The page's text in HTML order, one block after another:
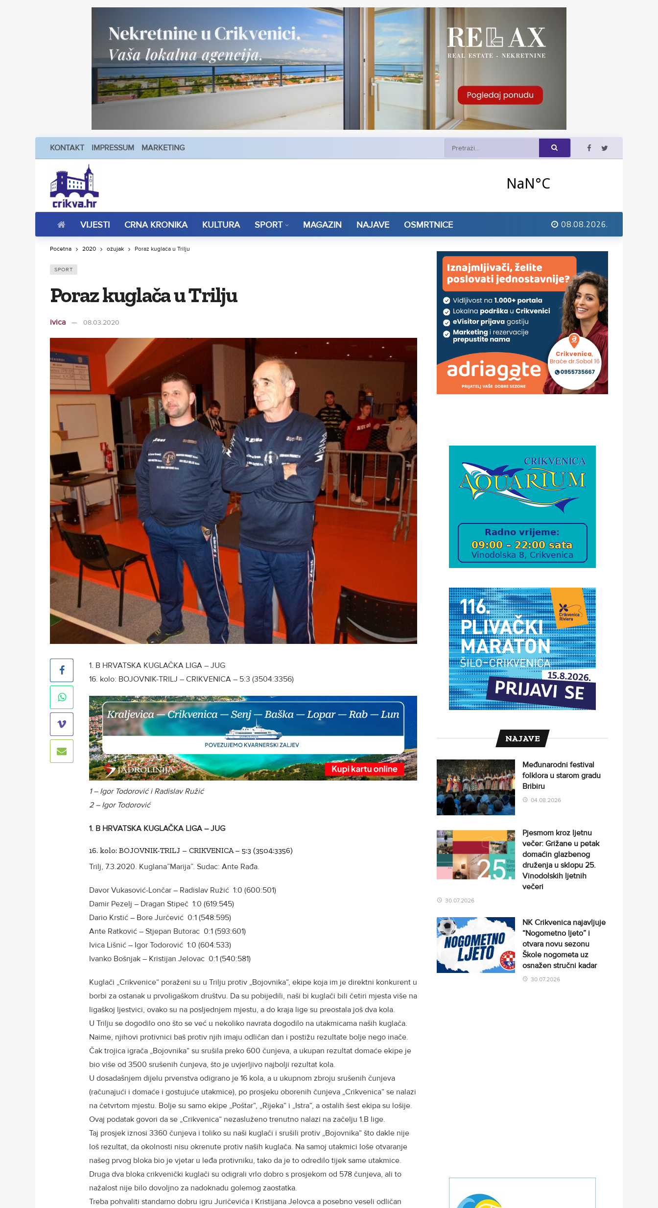
KONTAKT IMPRESSUM MARKETING
VIJESTI CRNA KRONIKA KULTURA SPORT MAGAZIN NAJAVE OSMRTNICE 08.08.2026.
Početna 2020 ožujak Poraz kuglača u Trilju
SPORT
Poraz kuglača u Trilju
ivica 08.03.2020
1. B HRVATSKA KUGLAČKA LIGA – JUG
16. kolo: BOJOVNIK-TRILJ – CRIKVENICA – 5:3 (3504:3356)
1 – Igor Todorović i Radislav Ružić
2 – Igor Todorović
1. B HRVATSKA KUGLAČKA LIGA – JUG
16. kolo: BOJOVNIK-TRILJ – CRIKVENICA – 5:3 (3504:3356)
Trilj, 7.3.2020. Kuglana”Marija”. Sudac: Ante Rađa.
Davor Vukasović-Lončar – Radislav Ružić 1:0 (600:501)
Damir Pezelj – Dragan Stipeč 1:0 (619:545)
Dario Krstić – Bore Jurčević 0:1 (548:595)
Ante Ratković – Stjepan Butorac 0:1 (593:601)
Ivica Lišnić – Igor Todorović 1:0 (604:533)
Ivanko Bošnjak – Kristijan Jelovac 0:1 (540:581)
Kuglači „Crikvenice“ poraženi su u Trilju protiv „Bojovnika“, ekipe koja im je direktni konkurent u
borbi za ostanak u prvoligaškom društvu. Da su pobijedili, naši bi kuglači bili četiri mjesta više na
ligaškoj ljestvici, ovako su na posljednjem mjestu, a do kraja lige su preostala još dva kola.
U Trilju se dogodilo ono što se već u nekoliko navrata dogodilo na utakmicama naših kuglača.
Naime, njihovi protivnici baš protiv njih imaju odličan dan i postižu rezultate bolje nego inače.
Čak trojica igrača „Bojovnika“ su srušila preko 600 čunjeva, a ukupan rezultat domaće ekipe je
bio više od 3500 srušenih čunjeva, što je uvjerljivo najbolji rezultat kola.
U dosadašnjem dijelu prvenstva odigrano je 16 kola, a u ukupnom zbroju srušenih čunjeva
(računajući i domaće i gostujuće utakmice), po prosjeku oborenih čunjeva „Crikvenica“ se nalazi
na četvrtom mjestu. Bolje su samo ekipe „Poštar“, „Rijeka“ i „Istra“, a ostalih šest ekipa su lošije.
Ovaj podatak govori da se „Crikvenica“ nezasluženo trenutno nalazi na začelju 1.B lige.
Taj prosjek iznosi 3360 čunjeva i toliko su naši kuglači i srušili protiv „Bojovnika“ što dakle nije
loš rezultat, da okolnosti nisu okrenute protiv naših kuglača. Na samoj utakmici loše otvaranje
našeg prvog bloka bio je vjetar u leđa protivniku, tako da je to odredilo tijek same utakmice.
Druga dva bloka crikvenički kuglači su odigrali vrlo dobro s prosjekom od 578 čunjeva, ali to
nažalost nije bilo dovoljno za nadoknadu golemog zaostatka.
Treba pohvaliti standarno dobru igru Juričevića i Kristijana Jelovca a posebno veseli odličan
NAJAVE
Međunarodni festival
folklora u starom gradu
Bribiru
04.08.2026
Pjesmom kroz ljetnu
večer: Grižane u petak
domaćin glazbenog
druženja u sklopu 25.
Vinodolskih ljetnih
večeri
30.07.2026
NK Crikvenica najavljuje
“Nogometno ljeto” i
otvara novu sezonu
Škole nogometa uz
osnažen stručni kadar
30.07.2026